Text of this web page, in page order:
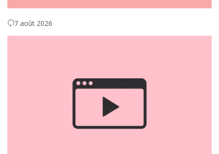
7 août 2026